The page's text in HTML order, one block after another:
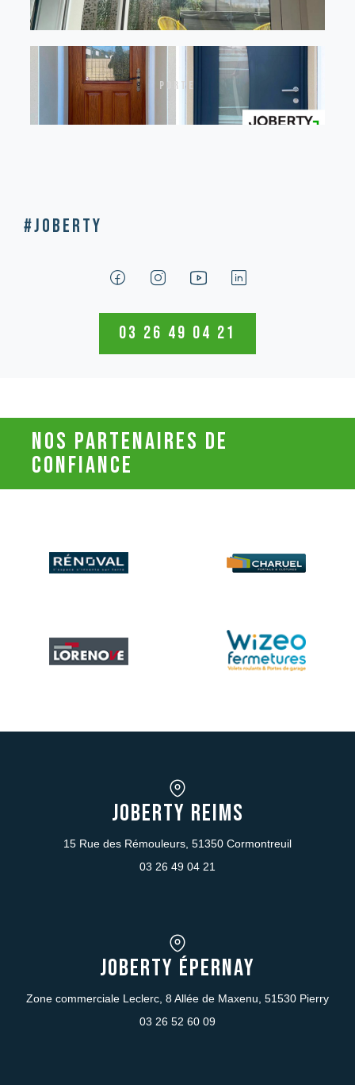
porte
#Joberty
03 26 49 04 21
nos partenaires de
confiance
JOBERTY REIMS
15 Rue des Rémouleurs, 51350 Cormontreuil
03 26 49 04 21
JOBERTY Épernay
Zone commerciale Leclerc, 8 Allée de Maxenu, 51530 Pierry
03 26 52 60 09